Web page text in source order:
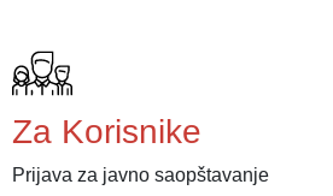
Za Korisnike
Prijava za javno saopštavanje